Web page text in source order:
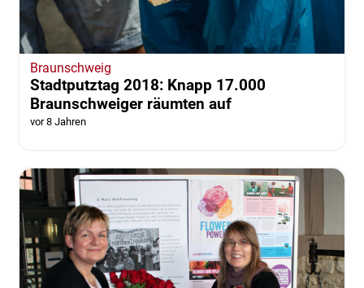
Braunschweig
Stadtputztag 2018: Knapp 17.000
Braunschweiger räumten auf
vor 8 Jahren